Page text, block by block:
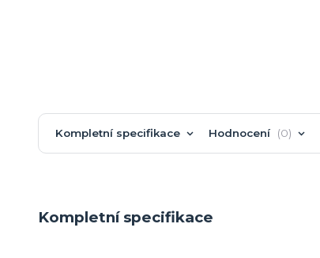
Kompletní specifikace Hodnocení 0
Kompletní specifikace